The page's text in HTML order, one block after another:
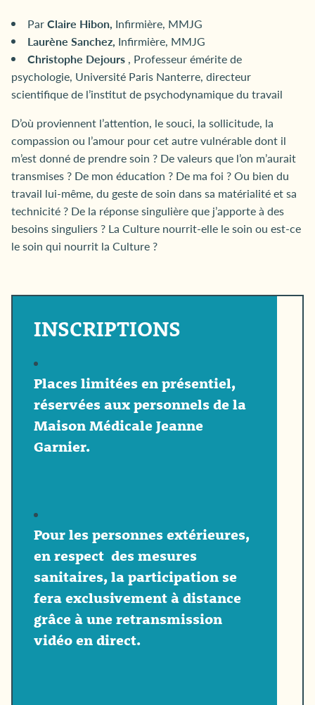
ParClaire Hibon, Infirmière, MMJG
Laurène Sanchez, Infirmière, MMJG
Christophe Dejours , Professeur émérite de
psychologie, Université Paris Nanterre, directeur
scientifique de l’institut de psychodynamique du travail
D’où proviennent l’attention, le souci, la sollicitude, la
compassion ou l’amour pour cet autre vulnérable dont il
m’est donné de prendre soin ? De valeurs que l’on m’aurait
transmises ? De mon éducation ? De ma foi ? Ou bien du
travail lui-même, du geste de soin dans sa matérialité et sa
technicité ? De la réponse singulière que j’apporte à des
besoins singuliers ? La Culture nourrit-elle le soin ou est-ce
le soin qui nourrit la Culture ?
INSCRIPTIONS
Places limitées en présentiel,
réservées aux personnels de la
Maison Médicale Jeanne
Garnier.
Pour les personnes extérieures,
en respect des mesures
sanitaires, la participation se
fera exclusivement à distance
grâce à uneretransmission
vidéo en direct.